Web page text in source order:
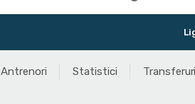
Liga
Antrenori Statistici Transferuri